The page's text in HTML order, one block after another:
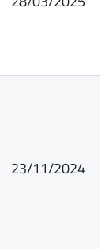
23/11/2024